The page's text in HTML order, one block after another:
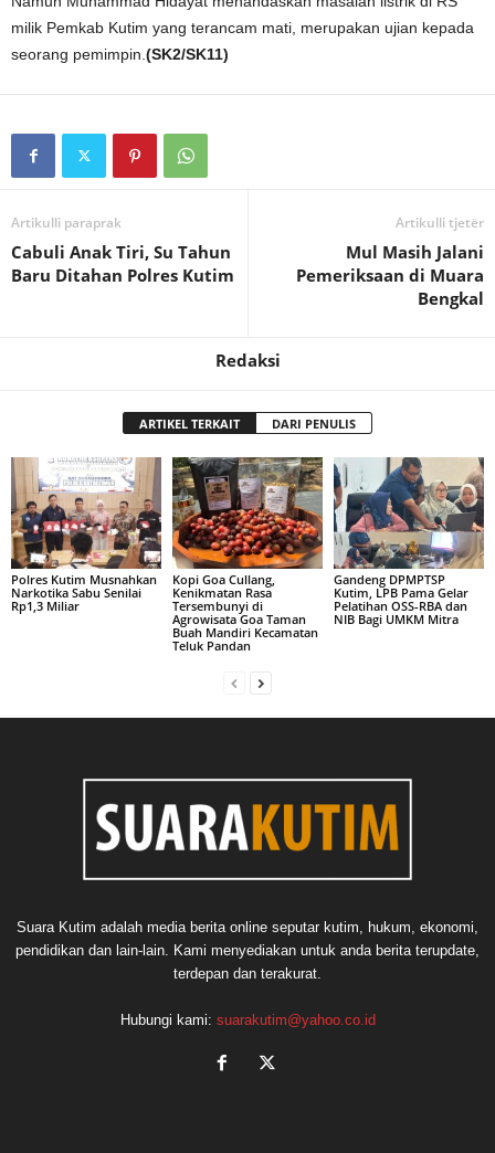
milik Pemkab Kutim yang terancam mati, merupakan ujian kepada
seorang pemimpin. (SK2/SK11)
Artikulli paraprak
Cabuli Anak Tiri, Su Tahun
Baru Ditahan Polres Kutim
Artikulli tjetër
Mul Masih Jalani
Pemeriksaan di Muara
Bengkal
Redaksi
ARTIKEL TERKAIT DARI PENULIS
Polres Kutim Musnahkan
Narkotika Sabu Senilai
Rp1,3 Miliar
Kopi Goa Cullang,
Kenikmatan Rasa
Tersembunyi di
Agrowisata Goa Taman
Buah Mandiri Kecamatan
Teluk Pandan
Gandeng DPMPTSP
Kutim, LPB Pama Gelar
Pelatihan OSS-RBA dan
NIB Bagi UMKM Mitra
Suara Kutim adalah media berita online seputar kutim, hukum, ekonomi,
pendidikan dan lain-lain. Kami menyediakan untuk anda berita terupdate,
terdepan dan terakurat.
Hubungi kami: suarakutim@yahoo.co.id